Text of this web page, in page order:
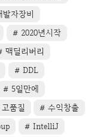
발자장비
2020년시작
맥딜리버리
DDL
5일만에
고품질
수익창출
IntelliJ